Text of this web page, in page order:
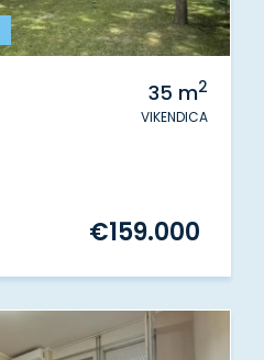
35 m2
VIKENDICA
€159.000